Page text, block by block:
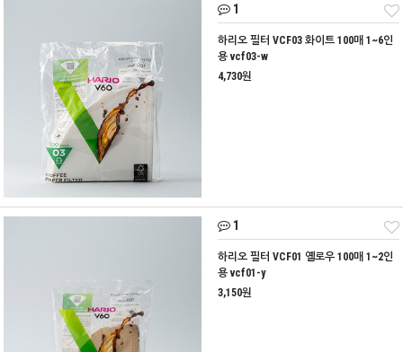
1
하리오 필터 VCF03 화이트 100매 1~6인
용 vcf03-w
4,730원
1
하리오 필터 VCF01 옐로우 100매 1~2인
용 vcf01-y
3,150원